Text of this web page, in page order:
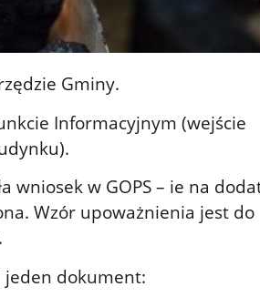
Gminy.
Informacyjnym (wejście
wniosek w GOPS – ie na
Wzór upoważnienia jest do
jeden dokument: